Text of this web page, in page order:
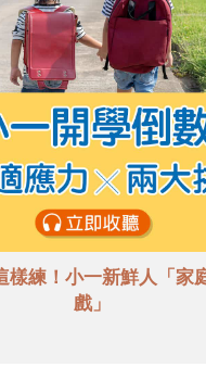
樣練！小一新鮮人「家
戲」